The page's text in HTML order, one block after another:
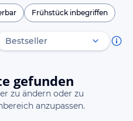
Frühstück inbegriffen
gefunden
zu ändern oder zu
anzupassen.